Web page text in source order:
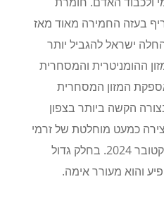
בעזה החמירה מאוד מאז
ישראל להגביל יותר
ההומניטרית והמסחרית
המזון המסחרית
הקשה ביותר בצפון
כמעט מוחלטת של זרמי
אספקת המזון מאז ה-1 באוקטובר 2024. בחלק גדול
והוא מעורר אימה.